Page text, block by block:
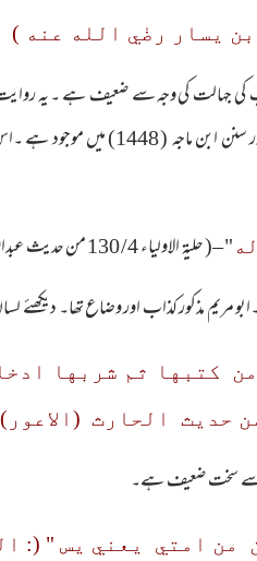
"–( حلیۃ الاولیاء 4/ 130 من حدیث عبداللہ بن مسعود رضی اللہ عنہ )
مذکور کذاب اور وضاع تھا۔ دیکھئے لسان
كتبها ثم شربها
سے سخت ضعیف ہے۔